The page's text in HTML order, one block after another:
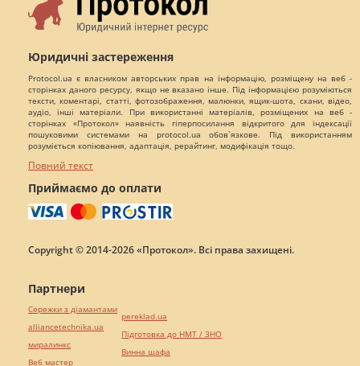
Юридичні застереження
Protocol.ua є власником авторських прав на інформацію, розміщену на веб -
сторінках даного ресурсу, якщо не вказано інше. Під інформацією розуміються
тексти, коментарі, статті, фотозображення, малюнки, ящик-шота, скани, відео,
аудіо, інші матеріали. При використанні матеріалів, розміщених на веб -
сторінках «Протокол» наявність гіперпосилання відкритого для індексації
пошуковими системами на protocol.ua обов`язкове. Під використанням
розуміється копіювання, адаптація, рерайтинг, модифікація тощо.
Повний текст
Приймаємо до оплати
Copyright © 2014-2026 «Протокол». Всі права захищені.
Партнери
Сережки з діамантами
alliancetechnika.ua
миралинкс
Веб мастер
pereklad.ua
Підготовка до НМТ / ЗНО
Винна шафа